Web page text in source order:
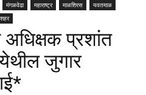
मंगळवेढा महाराष्ट्र माळशिरस
यवतमाळ
प्रशांत
जुगार